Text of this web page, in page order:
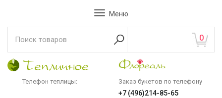
Меню
0
Телефон теплицы: Заказ букетов по телефону
+7 (496)214-85-65